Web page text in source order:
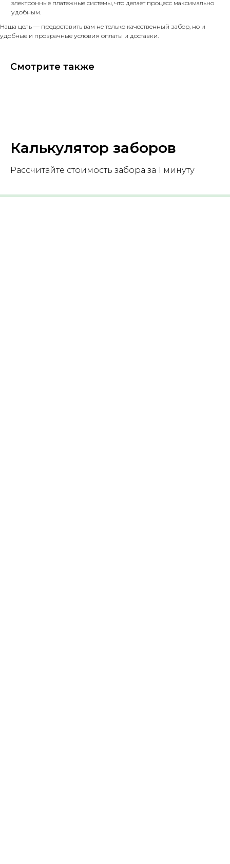
электронные платежные системы, что делает процесс максимально
удобным.
Наша цель — предоставить вам не только качественный забор, но и
удобные и прозрачные условия оплаты и доставки.
Смотрите также
Калькулятор заборов
Рассчитайте стоимость забора за 1 минуту